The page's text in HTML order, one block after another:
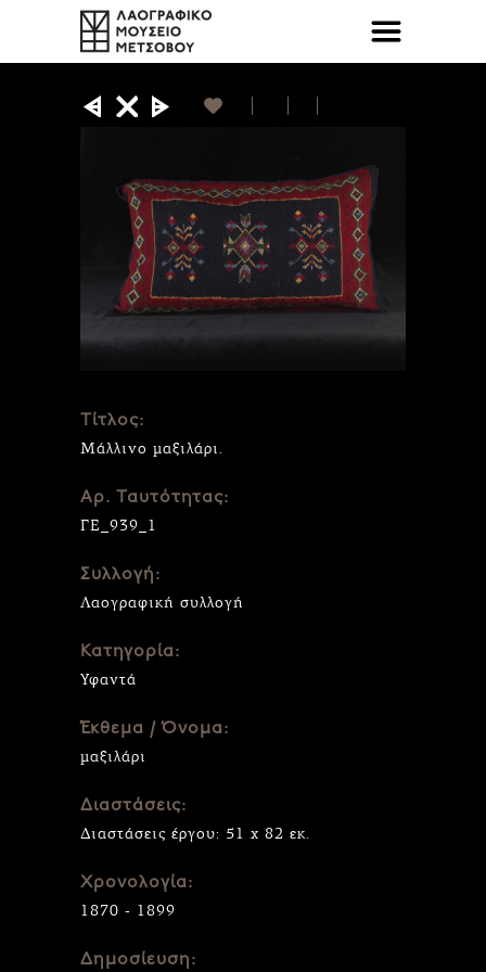
Τίτλος:
Μάλλινο μαξιλάρι.
Αρ. Ταυτότητας:
ΓΕ_939_1
Συλλογή:
Λαογραφική συλλογή
Κατηγορία:
Υφαντά
Έκθεμα / Όνομα:
μαξιλάρι
Διαστάσεις:
Διαστάσεις έργου: 51 x 82 εκ.
Χρονολογία:
1870 - 1899
Δημοσίευση: